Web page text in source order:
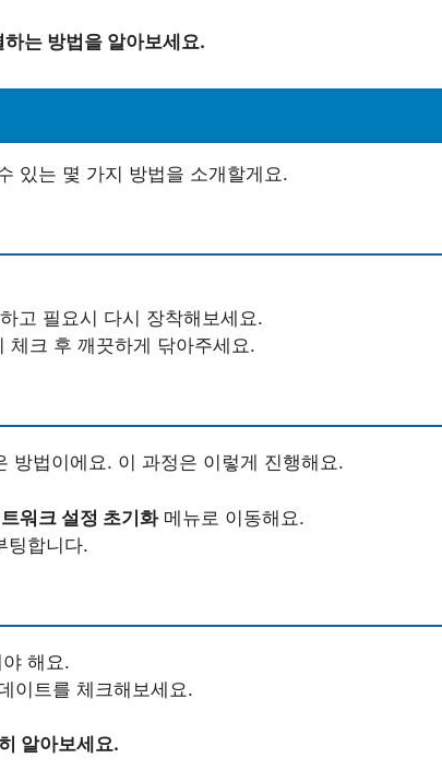
는 방법을 알아보세요.
있는 몇 가지 방법을 소개할게요.
고 필요시 다시 장착해보세요.
체크 후 깨끗하게 닦아주세요.
방법이에요. 이 과정은 이렇게 진행해요.
워크 설정 초기화메뉴로 이동해요.
팅합니다.
해요.
이트를 체크해보세요.
알아보세요.